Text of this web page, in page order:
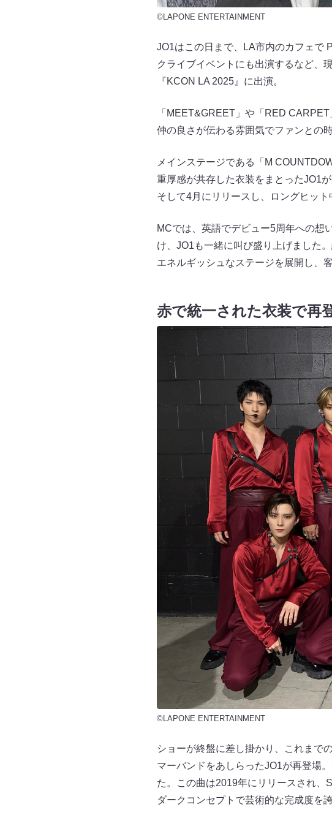
©LAPONE ENTERTAINMENT
JO1はこの日まで、LA市内のカフェで
クライブイベントにも出演するなど、
『KCON LA 2025』に出演。
「MEET&GREET」や「RED
仲の良さが伝わる雰囲気でファンとの
メインステージである「M
重厚感が共存した衣装をまとったJO1
そして4月にリリースし、ロングヒッ
MCでは、英語でデビュー5周年への想
け、JO1も一緒に叫び盛り上げました
エネルギッシュなステージを展開し、
赤で統一された衣装で再
©LAPONE ENTERTAINMENT
ショーが終盤に差し掛かり、これまで
マーバンドをあしらったJO1が再登場
た。この曲は2019年にリリースされ、
ダークコンセプトで芸術的な完成度を誇